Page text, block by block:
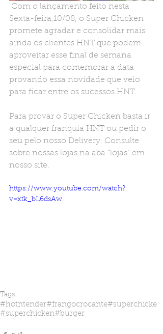
Sexta-feira,10/08, o Super Chicken
promete agradar e consolidar mais
ainda os clientes HNT que podem
aproveitar esse final de semana
especial para comemorar a data
provando essa novidade que veio
para ficar entre os sucessos HNT.
Para provar o Super Chicken basta ir
a qualquer franquia HNT ou pedir o
seu pelo nosso Delivery. Consulte
sobre nossas lojas na aba “lojas" em
nosso site.
https://www.youtube.com/watch?
v=xtk_bL6dsAw
Tags:
#hotntender#frangocrocante#superchicke
#superchicken#burger